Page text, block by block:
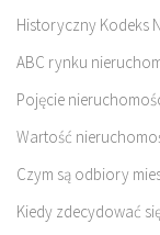
Historyczny Kodeks
ABC rynku
Pojęcie
Wartość
Czym są odbiory
Kiedy zdecydować